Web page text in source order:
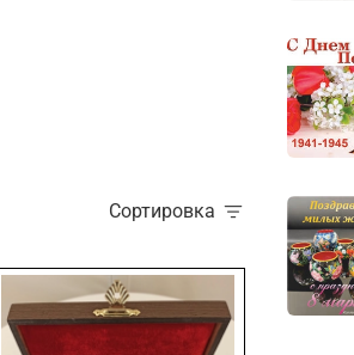
Сортировка